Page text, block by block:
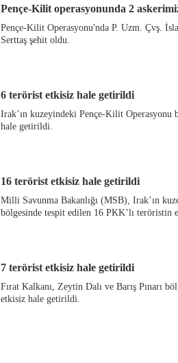
Pençe-Kilit operasyonunda 2
Pençe-Kilit Operasyonu'nda P. Uzm. Çvş.
Serttaş şehit oldu.
6 terörist etkisiz hale getirildi
Irak’ın kuzeyindeki Pençe-Kilit Operasyonu
hale getirildi.
16 terörist etkisiz hale getirildi
Milli Savunma Bakanlığı (MSB), Irak’ın
bölgesinde tespit edilen 16 PKK’lı
7 terörist etkisiz hale getirildi
Fırat Kalkanı, Zeytin Dalı ve Barış Pınarı
etkisiz hale getirildi.